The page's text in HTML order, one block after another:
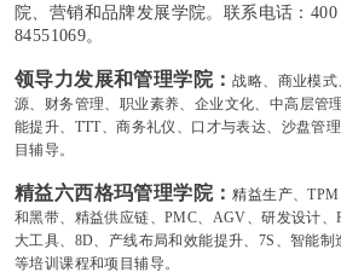
院、营销和品牌发展学院。联系电话：400
84551069。
领导力发展和管理学院：战略、商业模
源、财务管理、职业素养、企业文化、中高层管
能提升、TTT、商务礼仪、口才与表达、沙盘管
目辅导。
精益六西格玛管理学院：精益生产、
和黑带、精益供应链、PMC、AGV、研发设计、
大工具、8D、产线布局和效能提升、7S、智能
等培训课程和项目辅导。